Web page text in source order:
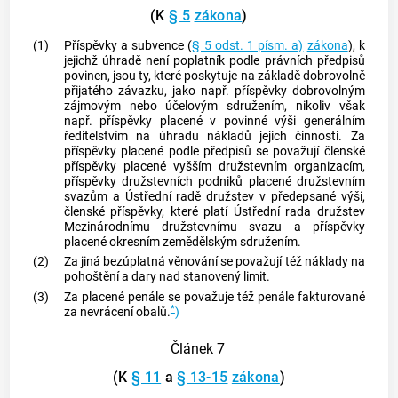
(K§ 5 zákona)
(1) Příspěvky a subvence (§ 5 odst. 1 písm. a) zákona), k
jejichž úhradě není poplatník podle právních předpisů
povinen, jsou ty, které poskytuje na základě dobrovolně
přijatého závazku, jako např. příspěvky dobrovolným
zájmovým nebo účelovým sdružením, nikoliv však
např. příspěvky placené v povinné výši generálním
ředitelstvím na úhradu nákladů jejich činnosti. Za
příspěvky placené podle předpisů se považují členské
příspěvky placené vyšším družstevním organizacím,
příspěvky družstevních podniků placené družstevním
svazům a Ústřední radě družstev v předepsané výši,
členské příspěvky, které platí Ústřední rada družstev
Mezinárodnímu družstevnímu svazu a příspěvky
placené okresním zemědělským sdružením.
(2)
Za jiná bezúplatná věnování se považují též náklady na
pohoštění a dary nad stanovený limit.
(3)
Za placené penále se považuje též penále fakturované
za nevrácení obalů.*)
Článek 7
(K § 11 a§ 13-15 zákona)